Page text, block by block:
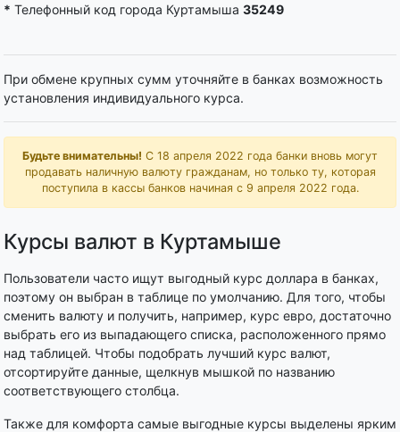
* Телефонный код города Куртамыша 35249
При обмене крупных сумм уточняйте в банках возможность
установления индивидуального курса.
Будьте внимательны! С 18 апреля 2022 года банки вновь могут
продавать наличную валюту гражданам, но только ту, которая
поступила в кассы банков начиная с 9 апреля 2022 года.
Курсы валют в Куртамыше
Пользователи часто ищут выгодный курс доллара в банках,
поэтому он выбран в таблице по умолчанию. Для того, чтобы
сменить валюту и получить, например, курс евро, достаточно
выбрать его из выпадающего списка, расположенного прямо
над таблицей. Чтобы подобрать лучший курс валют,
отсортируйте данные, щелкнув мышкой по названию
соответствующего столбца.
Также для комфорта самые выгодные курсы выделены ярким